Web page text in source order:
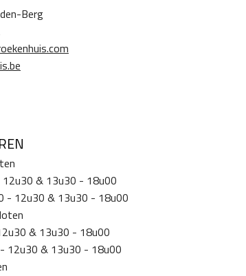
Berg
12u30 & 13u30 - 18u00
- 12u30 & 13u30 - 18u00
& 13u30 - 18u00
12u30 & 13u30 - 18u00